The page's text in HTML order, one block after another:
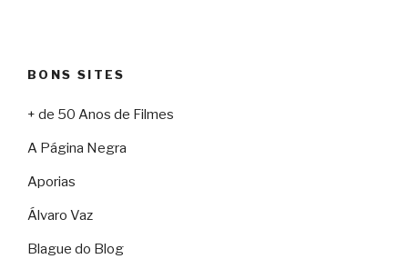
BONS SITES
+ de 50 Anos de Filmes
A Página Negra
Aporias
Álvaro Vaz
Blague do Blog